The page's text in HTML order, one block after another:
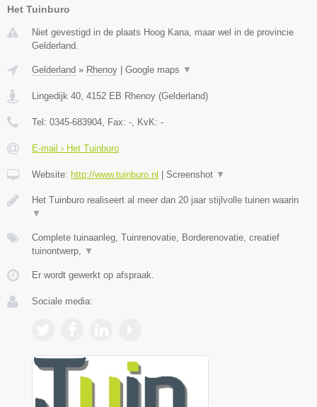
Het Tuinburo
Niet gevestigd in de plaats Hoog Kana, maar wel in de provincie
Gelderland.
Gelderland » Rhenoy Google maps ▼
Lingedijk 40 4152 EB Rhenoy (Gelderland)
Tel: 0345-683904 , Fax: - , KvK: -
E-mail › Het Tuinburo
Website: http://www.tuinburo.nl Screenshot ▼
Het Tuinburo realiseert al meer dan 20 jaar stijlvolle tuinen waarin
▼
Complete tuinaanleg, Tuinrenovatie, Borderenovatie, creatief
tuinontwerp,
▼
Er wordt gewerkt op afspraak.
Sociale media: